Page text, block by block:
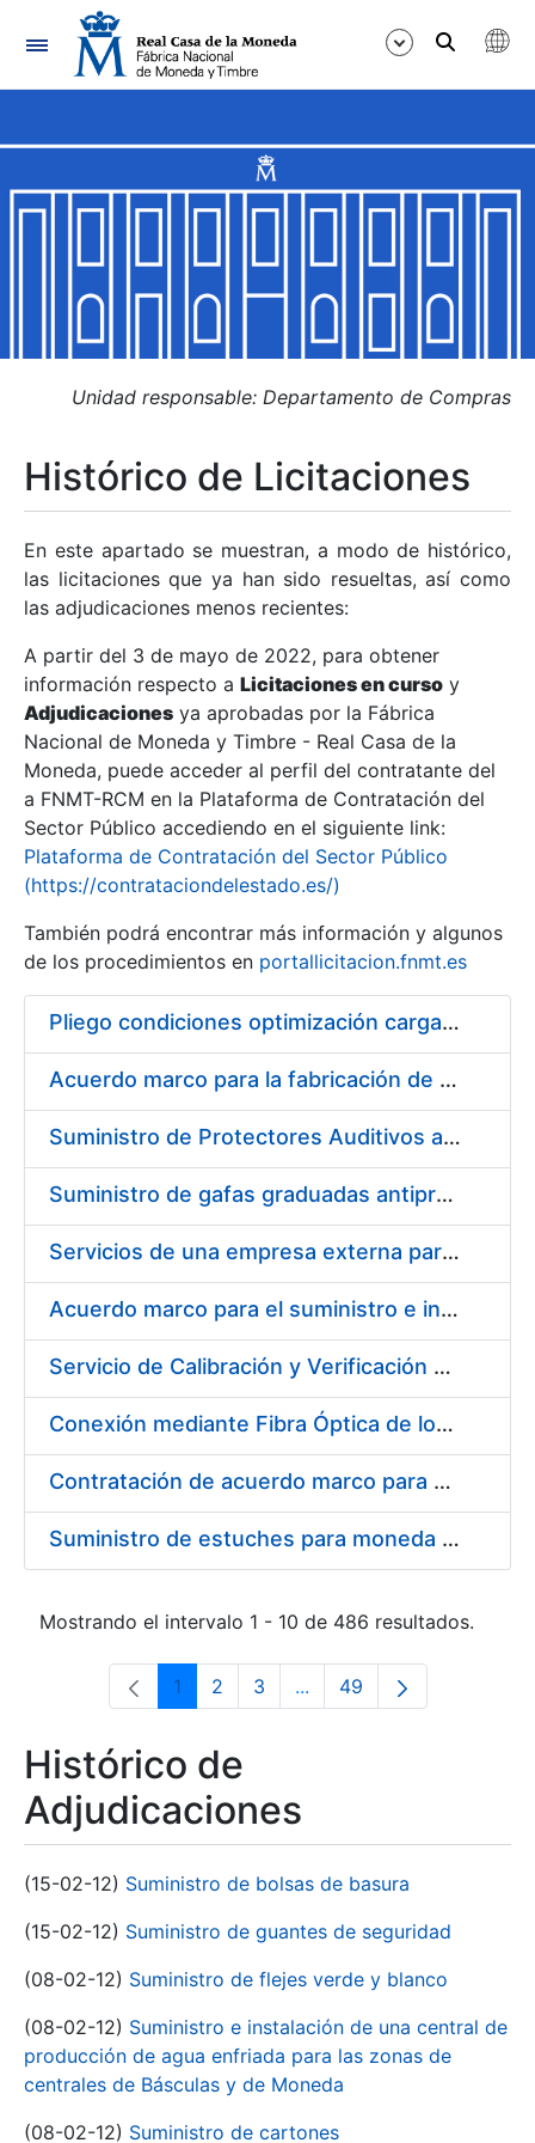
Navegación
Mostrar/Ocultar
Mostrar/Ocultar
Mostrar/Ocultar
Mostrar/Ocultar
Mostrar/Ocultar
Mostrar/Ocultar
Unidad responsable: Departamento de Compras
Histórico de Licitaciones
En este apartado se muestran, a modo de histórico,
las licitaciones que ya han sido resueltas, así como
las adjudicaciones menos recientes:
A partir del 3 de mayo de 2022, para obtener
información respecto a Licitaciones en curso y
Adjudicaciones ya aprobadas por la Fábrica
Nacional de Moneda y Timbre - Real Casa de la
Moneda, puede acceder al perfil del contratante del
a FNMT-RCM en la Plataforma de Contratación del
Sector Público accediendo en el siguiente link:
Plataforma de Contratación del Sector Público
(https://contrataciondelestado.es/)
También podrá encontrar más información y algunos
de los procedimientos en portallicitacion.fnmt.es
Pliego condiciones optimización cargas compras firmado
Acuerdo marco para la fabricación de piezas
Suministro de Protectores Auditivos a medida para las personas trabajadoras de los Centros de Trabajo de Madrid y Burgos
Suministro de gafas graduadas antiproyecciones para los trabajadores de la FNMT-RCM en los centros de trabajo de Madrid y Burgos
Servicios de una empresa externa para el asesoramiento y resolución de los recursos de alzada que se presentan relacionados con procesos de selección para la FNMT-RCM
Acuerdo marco para el suministro e instalación de persianas, estores y otros complementos
Servicio de Calibración y Verificación Externa de los Equipos de Medición del Servicio de Prevención de la FNMT-RCM
Conexión mediante Fibra Óptica de los Centros de Proceso de Datos (CPDs) de las sedes de la FNMT-RCM de Burgos y Madrid
Contratación de acuerdo marco para el Suministro de Material de Electricidad para la Fábrica Nacional de Moneda y Timbre-Real Casa de la Moneda en su centro de trabajo de Burgos
Suministro de estuches para moneda de 30 €
Mostrando el intervalo 1 - 10 de 486 resultados.
Página
1 Página
2 Página
3 ...Páginas intermedias Use
Página
49
Histórico de
Adjudicaciones
(15-02-12) Suministro de bolsas de basura
(15-02-12) Suministro de guantes de seguridad
(08-02-12) Suministro de flejes verde y blanco
(08-02-12) Suministro e instalación de una central de
producción de agua enfriada para las zonas de
centrales de Básculas y de Moneda
(08-02-12) Suministro de cartones